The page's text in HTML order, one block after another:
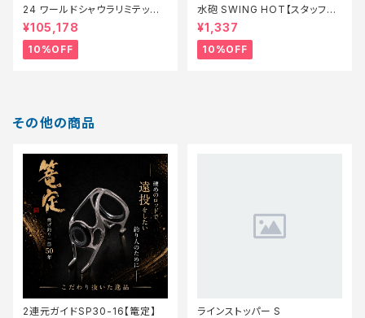
24 ワールドシャウラリミテッド
21053R-3【継続セール_ロッ
ド】【10】
¥105,178
10%OFF
水砲 SWING HOT【スタッフ永
徳夏のチニングオススメルアー】
¥1,337
10%OFF
その他の商品
2連元ガイドSP30-16【篭定】 ラインストッパー S